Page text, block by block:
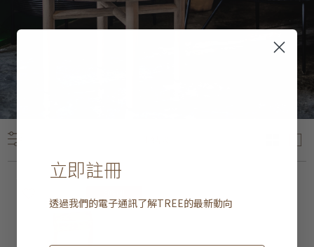
立即註冊
透過我們的電子通訊了解TREE的最新動向